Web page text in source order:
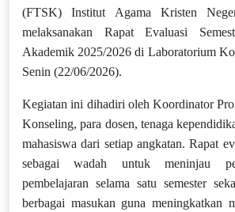
(FTSK) Institut Agama Kristen
melaksanakan Rapat Evaluasi
Akademik 2025/2026 di Laboratorium
Senin (22/06/2026).
Kegiatan ini dihadiri oleh Koordinator
Konseling, para dosen, tenaga
mahasiswa dari setiap angkatan. Rapat
sebagai wadah untuk meninjau
pembelajaran selama satu semester
berbagai masukan guna meningkatkan